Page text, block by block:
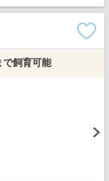
飼育可能